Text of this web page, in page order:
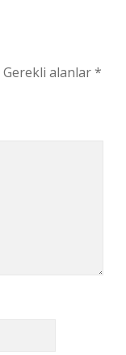
Gerekli alanlar*